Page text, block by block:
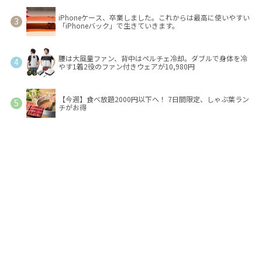
iPhoneケース、卒業しました。これからは最高に使いやすい
「iPhoneバック」で生きていきます。
腰は大風量ファン、背中はペルチェ冷却。ダブルで身体を冷
やす1着2役のファン付きウェアが10,980円
【今週】食べ放題2000円以下へ！ 7日間限定、しゃぶ葉ラン
チがお得